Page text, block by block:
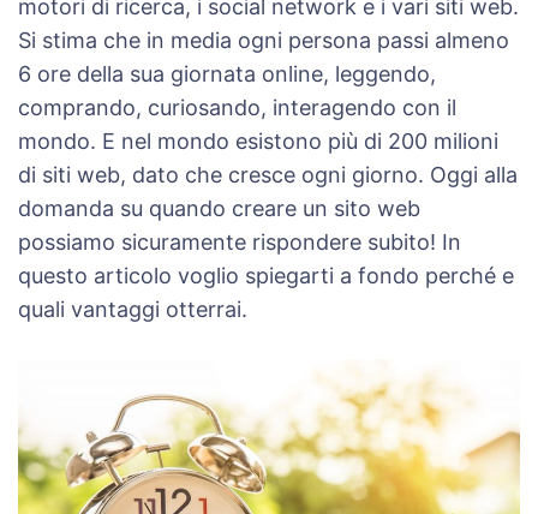
motori di ricerca, i social network e i vari siti web.
Si stima che in media ogni persona passi almeno
6 ore della sua giornata online, leggendo,
comprando, curiosando, interagendo con il
mondo. E nel mondo esistono più di 200 milioni
di siti web, dato che cresce ogni giorno. Oggi alla
domanda su quando creare un sito web
possiamo sicuramente rispondere subito! In
questo articolo voglio spiegarti a fondo perché e
quali vantaggi otterrai.